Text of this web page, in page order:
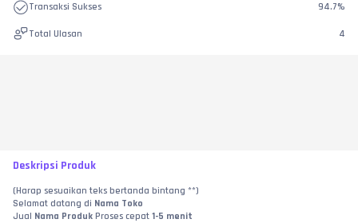
Transaksi Sukses 94.7%
Total Ulasan 4
Deskripsi Produk
(Harap sesuaikan teks bertanda bintang **)
Selamat datang di Nama Toko
Jual Nama Produk Proses cepat 1-5 menit